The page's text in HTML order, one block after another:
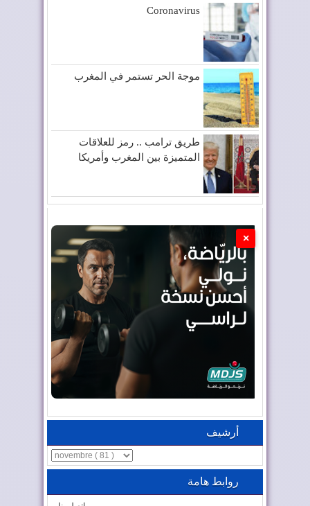
Coronavirus
موجة الحر تستمر في المغرب
طريق ترامب .. رمز للعلاقات
المتميزة بين المغرب وأمريكا
×
أرشيف
روابط هامة